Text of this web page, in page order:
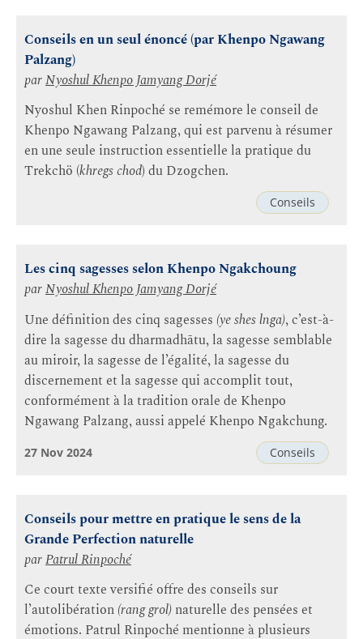
Conseils en un seul énoncé (par Khenpo Ngawang
Palzang)
parNyoshul Khenpo Jamyang Dorjé
Nyoshul Khen Rinpoché se remémore le conseil de
Khenpo Ngawang Palzang, qui est parvenu à résumer
en une seule instruction essentielle la pratique du
Trekchö (khregs chod) du Dzogchen.
Conseils
Les cinq sagesses selon Khenpo Ngakchoung
parNyoshul Khenpo Jamyang Dorjé
Une définition des cinq sagesses (ye shes lnga), c’est-à-
dire la sagesse du dharmadhātu, la sagesse semblable
au miroir, la sagesse de l’égalité, la sagesse du
discernement et la sagesse qui accomplit tout,
conformément à la tradition orale de Khenpo
Ngawang Palzang, aussi appelé Khenpo Ngakchung.
Conseils
27 Nov 2024
Conseils pour mettre en pratique le sens de la
Grande Perfection naturelle
parPatrul Rinpoché
Ce court texte versifié offre des conseils sur
l’autolibération (rang grol) naturelle des pensées et
émotions. Patrul Rinpoché mentionne à plusieurs